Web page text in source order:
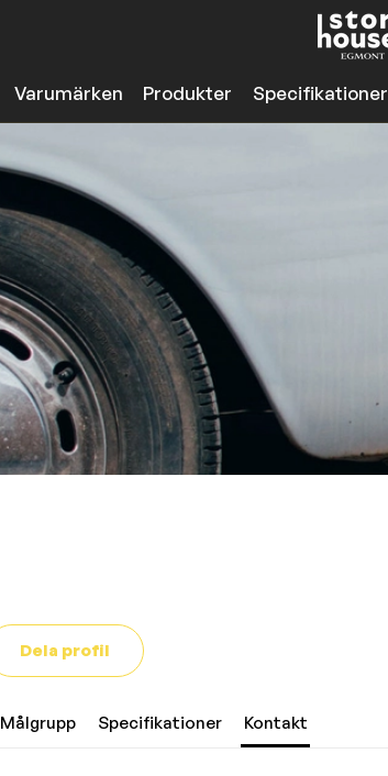
Varumärken Produkter Specifikationer
Dela profil
Målgrupp Specifikationer Kontakt